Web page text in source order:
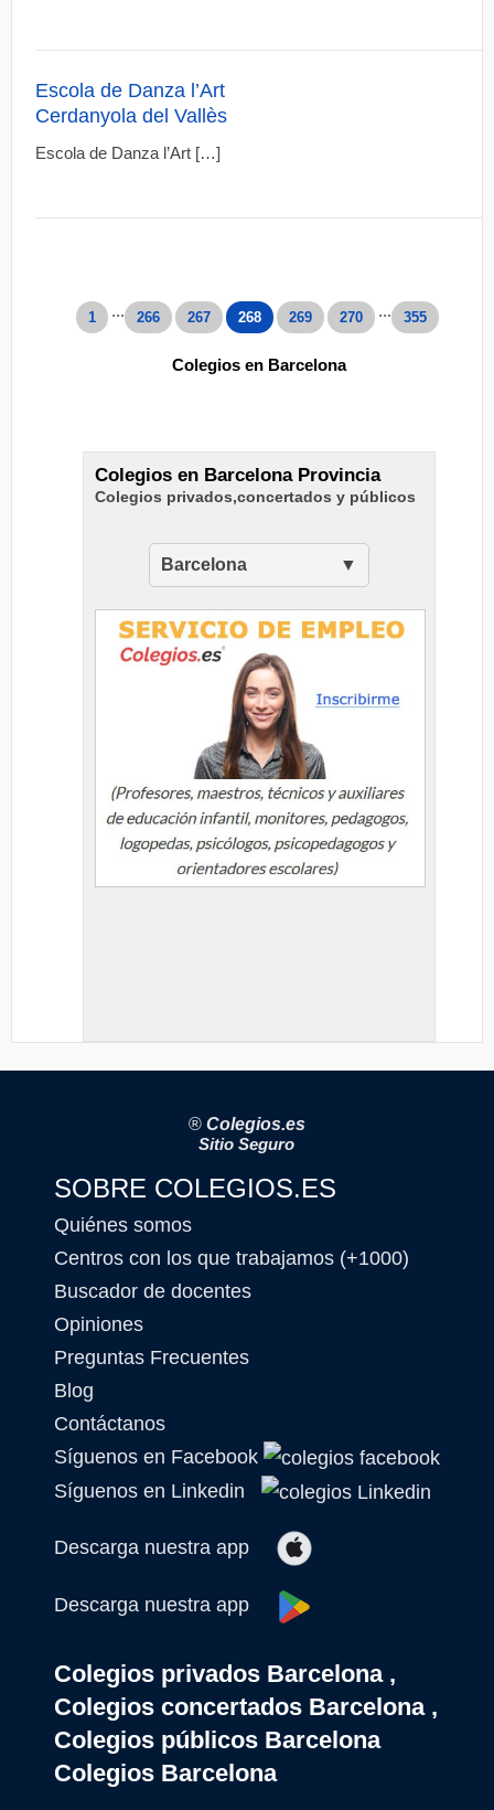
Escola de Danza l’Art
Cerdanyola del Vallès
Escola de Danza l’Art […]
1 ... 266 267 268 269 270 ... 355
Colegios en Barcelona
Colegios en Barcelona Provincia
Colegios privados,concertados y públicos
Barcelona
® Colegios.es
Sitio Seguro
SOBRE COLEGIOS.ES
Quiénes somos
Centros con los que trabajamos (+1000)
Buscador de docentes
Opiniones
Preguntas Frecuentes
Blog
Contáctanos
Síguenos en Facebook
Síguenos en Linkedin
Descarga nuestra app
Descarga nuestra app
Colegios privados Barcelona ,
Colegios concertados Barcelona ,
Colegios públicos Barcelona
Colegios Barcelona